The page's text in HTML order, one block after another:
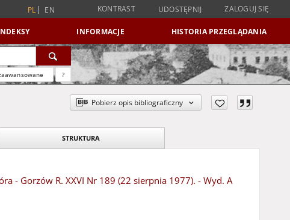
PL EN KONTRAST UDOSTĘPNIJ ZALOGUJ SIĘ
INFORMACJE HISTORIA PRZEGLĄDANIA
?
Pobierz opis bibliograficzny
STRUKTURA
- Gorzów R. XXVI Nr 189 (22 sierpnia 1977). - Wyd. A